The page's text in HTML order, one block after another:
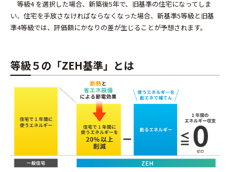
等級4 を選択した場合、新築後5年で、旧基準の住宅になってしま
い、住宅を手放さなければならなくなった場合、新基準5等級と旧基
準4等級では、評価額にかなりの差が生じることが予想されます。
等級５の「ZEH基準」とは